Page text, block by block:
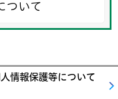
ついて
情報保護等について